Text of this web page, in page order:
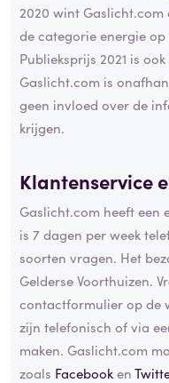
2020 wint
de categorie energie
Publieksprijs 2021 is
Gaslicht.com is
geen invloed over de
krijgen.
Klantenservice
Gaslicht.com heeft een
is 7 dagen per week
soorten vragen. Het
Gelderse Voorthuizen.
contactformulier op de
zijn telefonisch of via
maken. Gaslicht.com
zoals Facebooken